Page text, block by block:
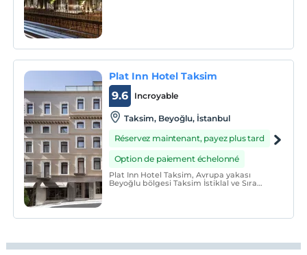
Plat Inn Hotel Taksim
Incroyable
9.6
Taksim, Beyoğlu, İstanbul
Réservez maintenant, payez plus tard
Option de paiement échelonné
Plat Inn Hotel Taksim, Avrupa yakası
Beyoğlu bölgesi Taksim İstiklal ve Sıra